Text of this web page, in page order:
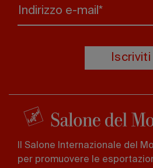
Indirizzo e-mail*
Iscriviti
Il Salone Internazionale del
per promuovere le